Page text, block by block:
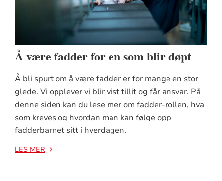
Å være fadder for en som blir døpt
Å bli spurt om å være fadder er for mange en stor
glede. Vi opplever vi blir vist tillit og får ansvar. På
denne siden kan du lese mer om fadder-rollen, hva
som kreves og hvordan man kan følge opp
fadderbarnet sitt i hverdagen.
LES MER